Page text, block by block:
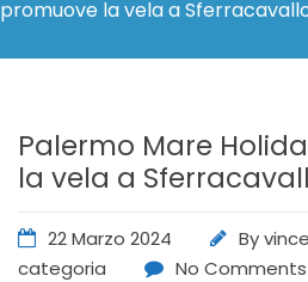
promuove la vela a
Palermo Mare
la vela a
22 Marzo 2024 By
categoria
No Comments